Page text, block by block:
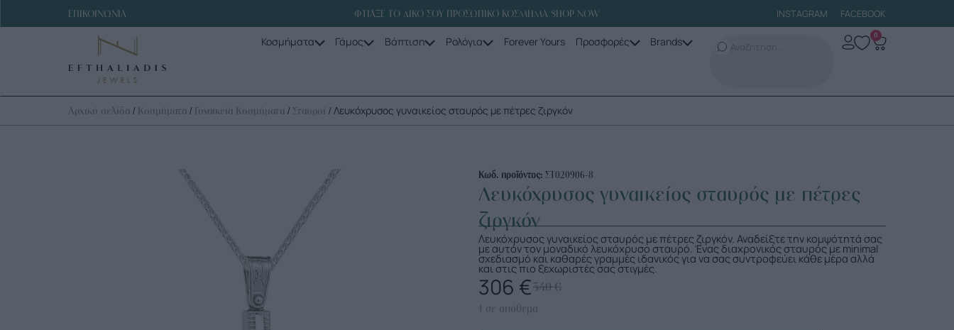
ΕΠΙΚΟΙΝΩΝΙΑ ΦΤΙΑΞΕ ΤΟ ΔΙΚΟ ΣΟΥ ΠΡΟΣΩΠΙΚΟ ΚΟΣΜΗΜΑ SHOP NOW INSTAGRAM FACEBOOK
Κοσμήματα Γάμος Βάπτιση Ρολόγια Forever Yours Προσφορές Brands 0
Αρχική σελίδα / Κοσμήματα / Γυναικεία Κοσμήματα / Σταυροί / Λευκόχρυσος γυναικείος σταυρός με πέτρες ζιργκόν
Κωδ. προϊόντος:ΣΤ020906-8
Λευκόχρυσος γυναικείος σταυρός με πέτρες
ζιργκόν
Λευκόχρυσος γυναικείος σταυρός με πέτρες ζιργκόν. Αναδείξτε την κομψότητά σας
με αυτόν τον μοναδικό λευκόχρυσο σταυρό. Ένας διαχρονικός σταυρός με minimal
σχεδιασμό και καθαρές γραμμές ιδανικός για να σας συντροφεύει κάθε μέρα αλλά
και στις πιο ξεχωριστές σας στιγμές.
340€
306 €
1 σε απόθεμα